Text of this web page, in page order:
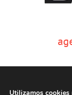
Utilizamos